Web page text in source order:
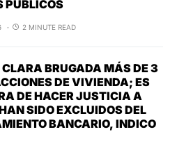
PÚBLICOS
2 MINUTE READ
CLARA BRUGADA MÁS DE 3
DE VIVIENDA; ES
DE HACER JUSTICIA A
SIDO EXCLUIDOS DEL
BANCARIO, INDICO